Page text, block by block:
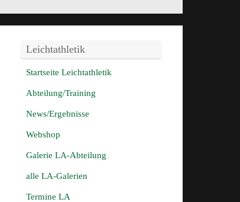
Leichtathletik
Startseite Leichtathletik
Abteilung/Training
News/Ergebnisse
Webshop
Galerie LA-Abteilung
alle LA-Galerien
Termine LA